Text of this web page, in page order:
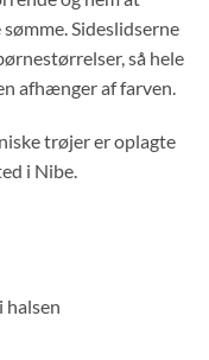
Sideslidserne
så hele
afhænger af farven.
trøjer er oplagte
i Nibe.
halsen